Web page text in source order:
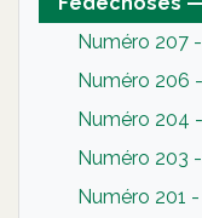
Numéro 207
Numéro 206
Numéro 204
Numéro 203
Numéro 201